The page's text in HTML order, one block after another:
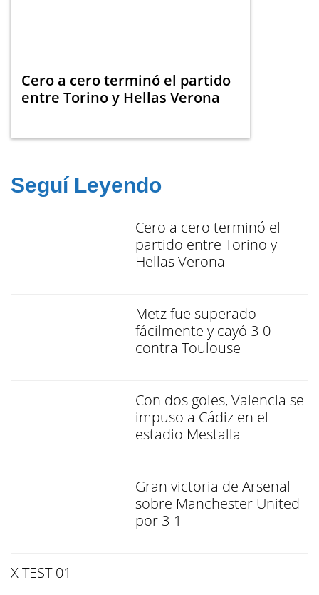
Cero a cero terminó el partido
entre Torino y Hellas Verona
Seguí Leyendo
Cero a cero terminó el
partido entre Torino y
Hellas Verona
Metz fue superado
fácilmente y cayó 3-0
contra Toulouse
Con dos goles, Valencia se
impuso a Cádiz en el
estadio Mestalla
Gran victoria de Arsenal
sobre Manchester United
por 3-1
X TEST 01